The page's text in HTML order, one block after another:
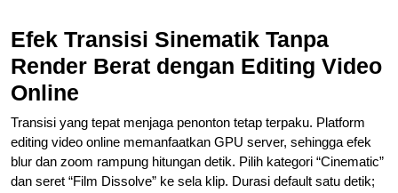
Efek Transisi Sinematik Tanpa
Render Berat dengan Editing Video
Online
Transisi yang tepat menjaga penonton tetap terpaku. Platform
editing video online memanfaatkan GPU server, sehingga efek
blur dan zoom rampung hitungan detik. Pilih kategori “Cinematic”
dan seret “Film Dissolve” ke sela klip. Durasi default satu detik;